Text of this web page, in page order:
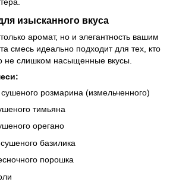
изысканного вкуса
аромат, но и элегантность вашим
смесь идеально подходит для тех, кто
не слишком насыщенные вкусы.
розмарина (измельченного)
тимьяна
орегано
базилика
порошка